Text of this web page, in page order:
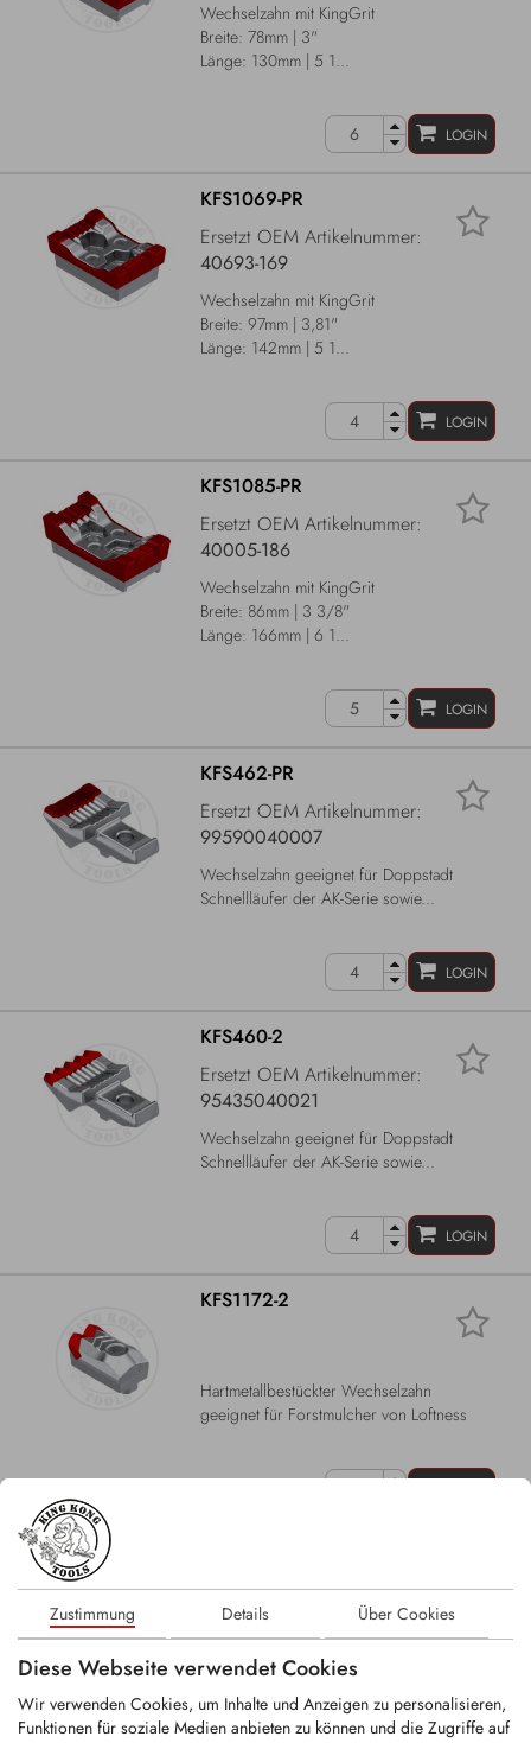
Zustimmung Details Über Cookies
Diese Webseite verwendet Cookies
Wir verwenden Cookies, um Inhalte und Anzeigen zu personalisieren,
Funktionen für soziale Medien anbieten zu können und die Zugriffe auf
Wechselzahn mit KingGrit
Breite: 78mm | 3"
Länge: 130mm | 5 1...
LOGIN
KFS1069-PR
Ersetzt OEM Artikelnummer:
40693-169
Wechselzahn mit KingGrit
Breite: 97mm | 3,81"
Länge: 142mm | 5 1...
LOGIN
KFS1085-PR
Ersetzt OEM Artikelnummer:
40005-186
Wechselzahn mit KingGrit
Breite: 86mm | 3 3/8"
Länge: 166mm | 6 1...
LOGIN
KFS462-PR
Ersetzt OEM Artikelnummer:
99590040007
Wechselzahn geeignet für Doppstadt
Schnellläufer der AK-Serie sowie...
LOGIN
KFS460-2
Ersetzt OEM Artikelnummer:
95435040021
Wechselzahn geeignet für Doppstadt
Schnellläufer der AK-Serie sowie...
LOGIN
KFS1172-2
Hartmetallbestückter Wechselzahn
geeignet für Forstmulcher von Loftness
Wechselzahn geeignet für Doppstadt
Schnellläufer der AK-Serie sowie...